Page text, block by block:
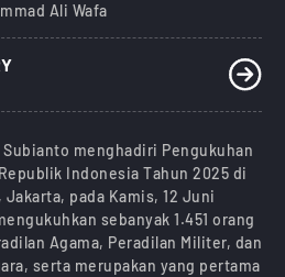
Ali Wafa
Subianto menghadiri Pengukuhan
Indonesia Tahun 2025 di
pada Kamis, 12 Juni
sebanyak 1.451 orang
Agama, Peradilan Militer, dan
serta merupakan yang pertama